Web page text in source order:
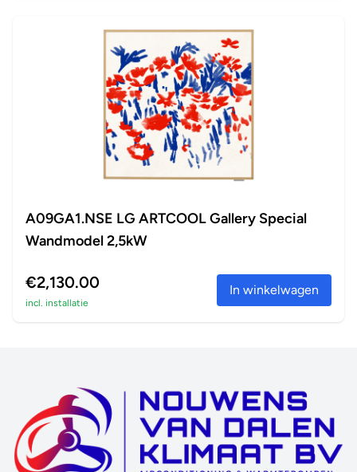
A09GA1.NSE LG ARTCOOL Gallery Special
Wandmodel 2,5kW
€2,130.00
incl. installatie
In winkelwagen